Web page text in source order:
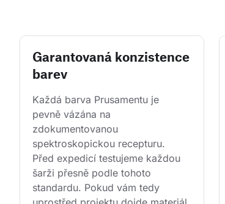
Garantovaná konzistence
barev
Každá barva Prusamentu je
pevně vázána na
zdokumentovanou
spektroskopickou recepturu.
Před expedicí testujeme každou
šarži přesně podle tohoto
standardu. Pokud vám tedy